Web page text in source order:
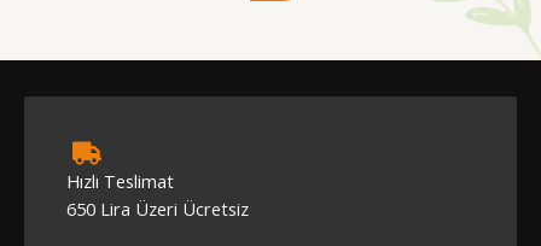
Hızlı Teslimat
650 Lira Üzeri Ücretsiz